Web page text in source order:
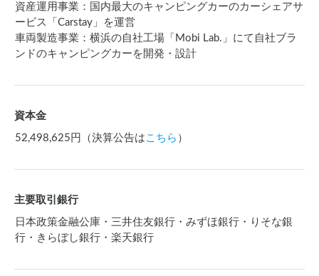
資産運用事業：国内最大のキャンピングカーのカーシェアサ
ービス「Carstay」を運営
車両製造事業：横浜の自社工場「Mobi Lab.」にて自社ブラ
ンドのキャンピングカーを開発・設計
資本金
52,498,625円（決算公告は こちら ）
主要取引銀行
日本政策金融公庫・三井住友銀行・みずほ銀行・りそな銀
行・きらぼし銀行・楽天銀行